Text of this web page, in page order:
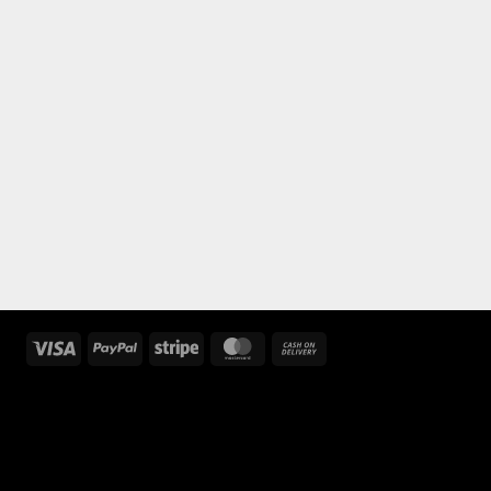
Visa PayPal Stripe MasterCard